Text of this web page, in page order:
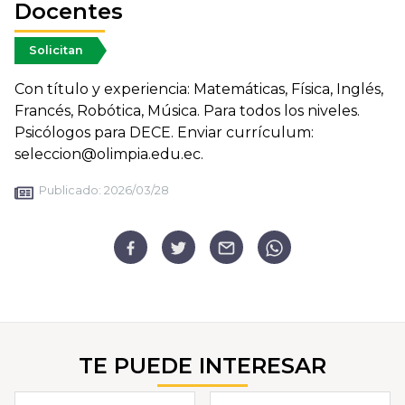
Docentes
Solicitan
Con título y experiencia: Matemáticas, Física, Inglés,
Francés, Robótica, Música. Para todos los niveles.
Psicólogos para DECE. Enviar currículum:
seleccion@olimpia.edu.ec.
Publicado: 2026/03/28
TE PUEDE INTERESAR